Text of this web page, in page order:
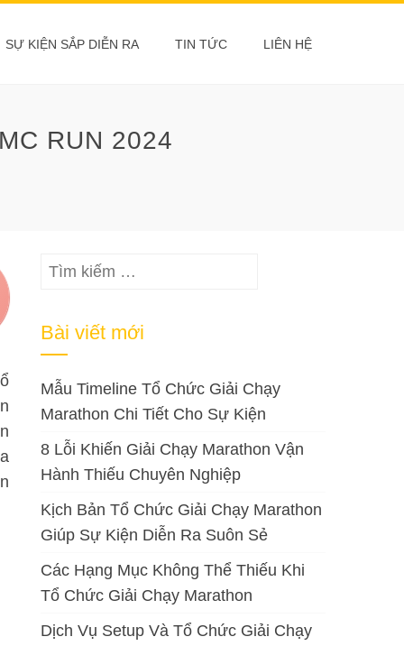
SỰ KIỆN SẮP DIỄN RA TIN TỨC LIÊN HỆ
RUN 2024
Tìm
Bài viết mới
Mẫu Timeline Tổ Chức Giải Chạy
Marathon Chi Tiết Cho Sự Kiện
8 Lỗi Khiến Giải Chạy Marathon Vận
Hành Thiếu Chuyên Nghiệp
Kịch Bản Tổ Chức Giải Chạy Marathon
Giúp Sự Kiện Diễn Ra Suôn Sẻ
Các Hạng Mục Không Thể Thiếu Khi
Tổ Chức Giải Chạy Marathon
Dịch Vụ Setup Và Tổ Chức Giải Chạy